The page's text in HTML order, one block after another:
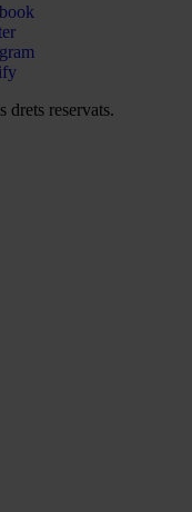
drets reservats.